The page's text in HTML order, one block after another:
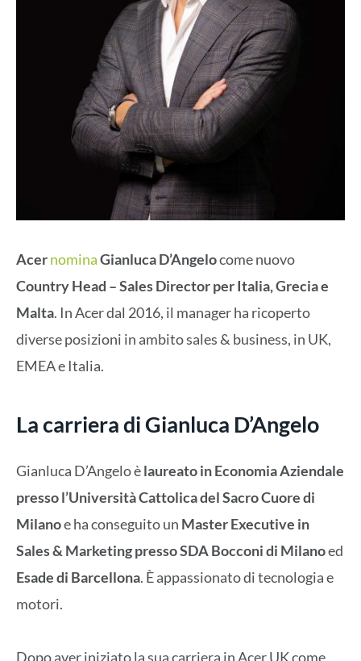
AcernominaGianluca D’Angelocome nuovo
Country Head – Sales Director per Italia, Grecia e
Malta. In Acer dal 2016, il manager ha ricoperto
diverse posizioni in ambito sales & business, in UK,
EMEA e Italia.
La carriera di Gianluca D’Angelo
Gianluca D’Angelo èlaureato in Economia Aziendale
presso l’Università Cattolica del Sacro Cuore di
Milanoe ha conseguito un Master Executive in
Sales & Marketing presso SDA Bocconi di Milanoed
Esade di Barcellona. È appassionato di tecnologia e
motori.
Dopo aver iniziato la sua carriera in Acer UK come